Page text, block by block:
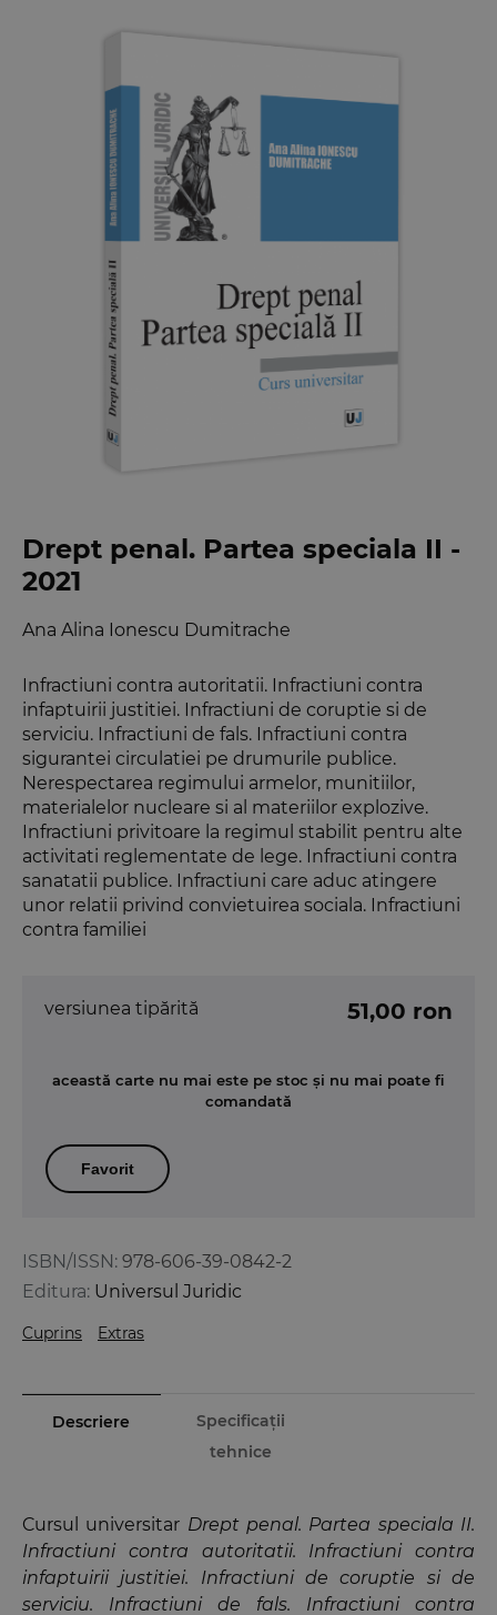
Drept penal. Partea speciala II -
2021
Infractiuni contra autoritatii. Infractiuni contra
infaptuirii justitiei. Infractiuni de coruptie si de
serviciu. Infractiuni de fals. Infractiuni contra
sigurantei circulatiei pe drumurile publice.
Nerespectarea regimului armelor, munitiilor,
materialelor nucleare si al materiilor explozive.
Infractiuni privitoare la regimul stabilit pentru alte
activitati reglementate de lege. Infractiuni contra
sanatatii publice. Infractiuni care aduc atingere
unor relatii privind convietuirea sociala. Infractiuni
contra familiei
Ana Alina Ionescu Dumitrache
ISBN/ISSN: 978-606-39-0842-2
Editura: Universul Juridic
Cuprins Extras
versiunea tipărită 51,00 ron
această carte nu mai este pe stoc și nu mai poate fi
comandată
Favorit
Descriere
Specificații
tehnice
Cursul universitar Drept penal. Partea speciala II.
Infractiuni contra autoritatii. Infractiuni contra
infaptuirii justitiei. Infractiuni de coruptie si de
serviciu. Infractiuni de fals. Infractiuni contra